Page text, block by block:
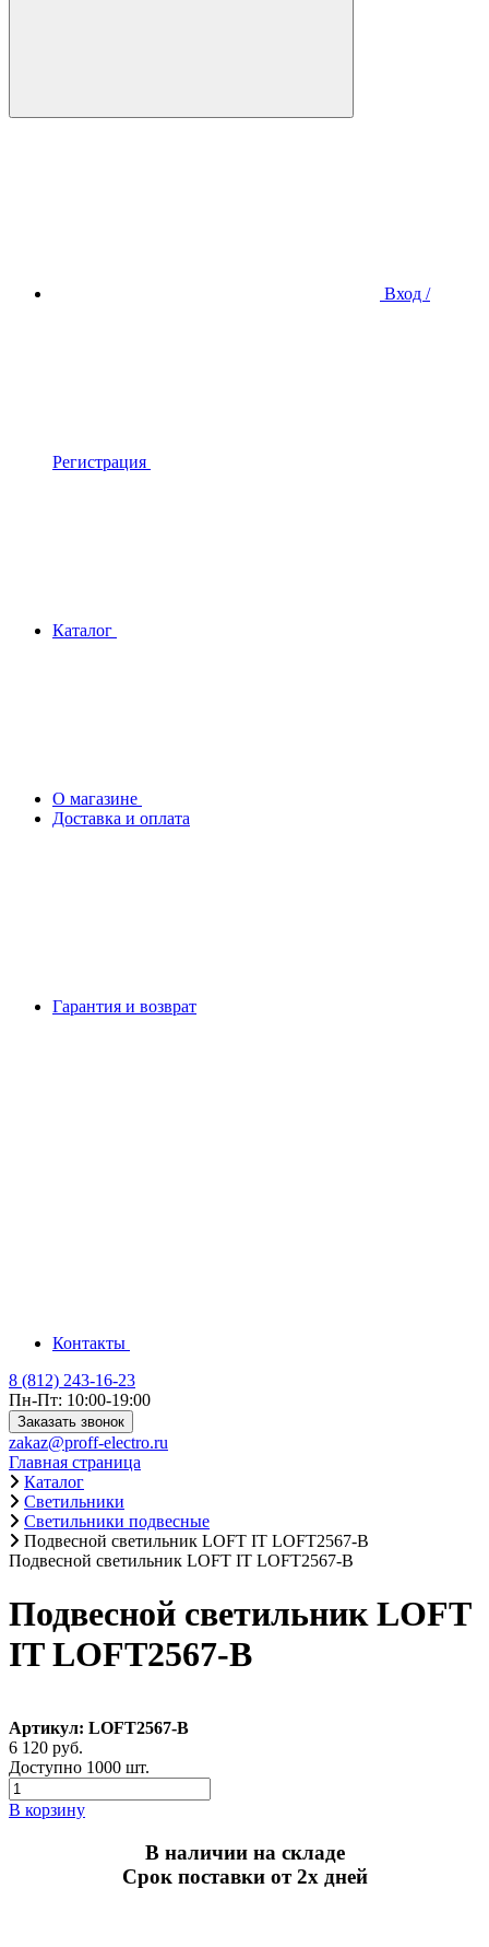
Вход /
Регистрация
Каталог
О магазине
Доставка и оплата
Гарантия и возврат
Контакты
8 (812) 243-16-23
Пн-Пт: 10:00-19:00
Заказать звонок
zakaz@proff-electro.ru
Главная страница
Каталог
Светильники
Светильники подвесные
Подвесной светильник LOFT IT LOFT2567-B
Подвесной светильник LOFT IT LOFT2567-B
Подвесной светильник LOFT
IT LOFT2567-B
Артикул: LOFT2567-B
6 120 руб.
Доступно 1000 шт.
В корзину
В наличии на складе
Срок поставки от 2х дней